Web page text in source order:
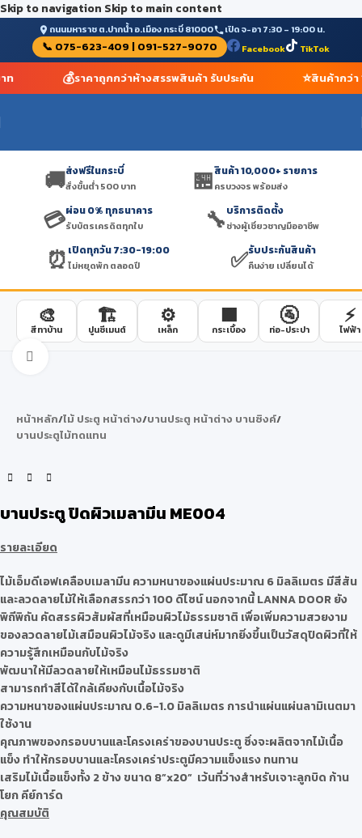
Skip to navigation Skip to main content
ถนนมหาราช ต.ปากน้ำ อ.เมือง กระบี่ 81000 เปิด จ-อา 7:30 – 19:00 น.
📞 075-623-409 | 091-527-9070 Facebook TikTok
ท 💰ราคาถูกกว่าห้างสรรพสินค้า รับประกัน ⭐สินค้ากว่า
🚚ส่งฟรีในกระบี่
สั่งขั้นต่ำ 500 บาท 🏪สินค้า 10,000+ รายการ
ครบวงจร พร้อมส่ง
💳ผ่อน 0% ทุกธนาคาร
รับบัตรเครดิตทุกใบ 🔧บริการติดตั้ง
ช่างผู้เชี่ยวชาญมืออาชีพ
⏰ เปิดทุกวัน 7:30-19:00
ไม่หยุดพัก ตลอดปี ✅รับประกันสินค้า
คืนง่าย เปลี่ยนได้
🎨
สีทาบ้าน
🏗️
ปูนซีเมนต์
⚙️
เหล็ก
🟫
กระเบื้อง
🚰
ท่อ-ประปา
⚡
ไฟฟ้า
Click to enlarge
หน้าหลัก/ไม้ ประตู หน้าต่าง/บานประตู หน้าต่าง บานซิงค์/
บานประตูไม้ทดแทน
บานประตู ปิดผิวเมลามีน ME004
รายละเอียด
ไม้เอ็มดีเอฟเคลือบเมลามีน ความหนาของแผ่นประมาณ 6 มิลลิเมตร มีสีสัน
และลวดลายไม้ให้เลือกสรรกว่า 100 ดีไซน์ นอกจากนี้ LANNA DOOR ยัง
พิถีพิถัน คัดสรรผิวสัมผัสที่เหมือนผิวไม้ธรรมชาติ เพื่อเพิ่มความสวยงาม
ของลวดลายไม้เสมือนผิวไม้จริง และดูมีเสน่ห์มากยิ่งขึ้นเป็นวัสดุปิดผิวที่ให้
ความรู้สึกเหมือนกับไม้จริง
พัฒนาให้มีลวดลายให้เหมือนไม้ธรรมชาติ
สามารถทำสีได้ใกล้เคียงกับเนื้อไม้จริง
ความหนาของแผ่นประมาณ 0.6-1.0 มิลลิเมตร การนำแผ่นแผ่นลามิเนตมา
ใช้งาน
คุณภาพของกรอบบานและโครงเคร่าของบานประตู ซึ่งจะผลิตจากไม้เนื้อ
แข็ง ทำให้กรอบบานและโครงเคร่าประตูมีความแข็งแรง ทนทาน
เสริมไม้เนื้อแข็งทั้ง 2 ข้าง ขนาด 8”x20” เว้นที่ว่างสำหรับเจาะลูกบิด ก้าน
โยก คีย์การ์ด
คุณสมบัติ